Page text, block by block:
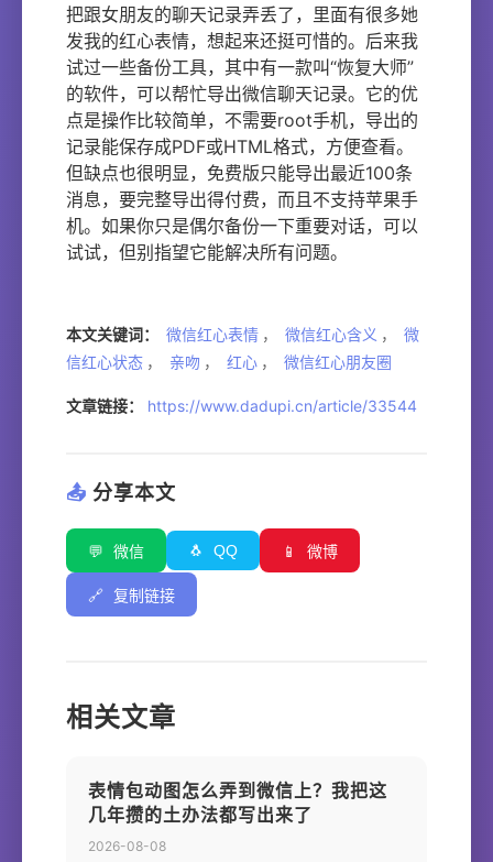
把跟女朋友的聊天记录弄丢了，里面有很多她
发我的红心表情，想起来还挺可惜的。后来我
试过一些备份工具，其中有一款叫“恢复大师”
的软件，可以帮忙导出微信聊天记录。它的优
点是操作比较简单，不需要root手机，导出的
记录能保存成PDF或HTML格式，方便查看。
但缺点也很明显，免费版只能导出最近100条
消息，要完整导出得付费，而且不支持苹果手
机。如果你只是偶尔备份一下重要对话，可以
试试，但别指望它能解决所有问题。
本文关键词： 微信红心表情 ， 微信红心含义 ，
微
信红心状态 ， 亲吻 ， 红心 ， 微信红心朋友圈
文章链接： https://www.dadupi.cn/article/33544
📤 分享本文
💬 微信 🐧 QQ 📱 微博
🔗 复制链接
相关文章
表情包动图怎么弄到微信上？我把这
几年攒的土办法都写出来了
2026-08-08